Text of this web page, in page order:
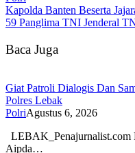
Kapolda Banten Beserta
59 Panglima TNI Jenderal
Baca Juga
Giat Patroli Dialogis Dan
Polres Lebak
PolriAgustus 6, 2026
LEBAK_Penajurnalist.com
Aipda…